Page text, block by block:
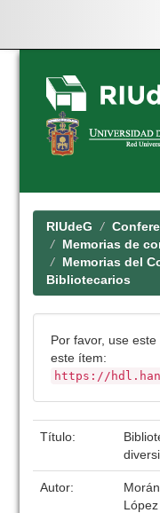
Skip
navigation
RIUdeG
Memorias de
Memorias del
Bibliotecarios
Por favor, use
este ítem:
https://
Título:
Autor: